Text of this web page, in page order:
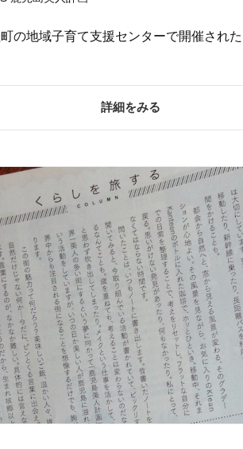
の地域子育て支援センターで開催され
詳細をみる